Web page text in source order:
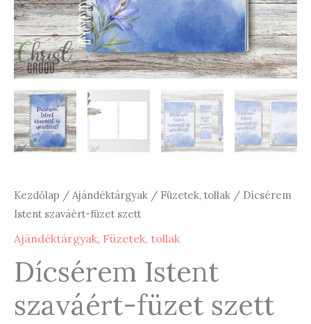
Kezdőlap / Ajándéktárgyak / Füzetek, tollak / Dícsérem
Istent szaváért-füzet szett
Ajándéktárgyak, Füzetek, tollak
Dícsérem Istent
szaváért-füzet szett